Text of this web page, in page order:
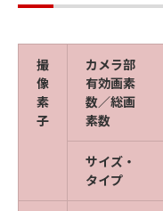
撮
像
素
子
カメラ部
有効画素
数／総画
素数
サイズ・
タイプ